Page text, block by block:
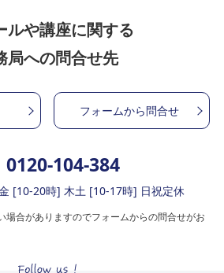
ルや講座に関する
局への問合せ先
フォームから問合せ
0120-104-384
[10-20時] 木土 [10-17時] 日祝定休
合がありますのでフォームからの問合せがお